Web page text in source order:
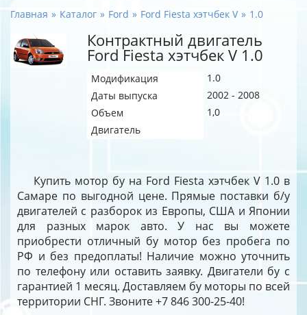
Главная Каталог Ford Ford Fiesta хэтчбек V 1.0
Контрактный двигатель
Ford Fiesta хэтчбек V 1.0
Модификация
1.0
Даты выпуска
2002 - 2008
Объем
1,0
Двигатель
Купить мотор бу на Ford Fiesta хэтчбек V 1.0 в
Самаре по выгодной цене. Прямые поставки б/у
двигателей с разборок из Европы, США и Японии
для разных марок авто. У нас вы можете
приобрести отличный бу мотор без пробега по
РФ и без предоплаты! Наличие можно уточнить
по телефону или оставить заявку. Двигатели бу с
гарантией 1 месяц. Доставляем бу моторы по всей
территории СНГ. Звоните +7 846 300-25-40!